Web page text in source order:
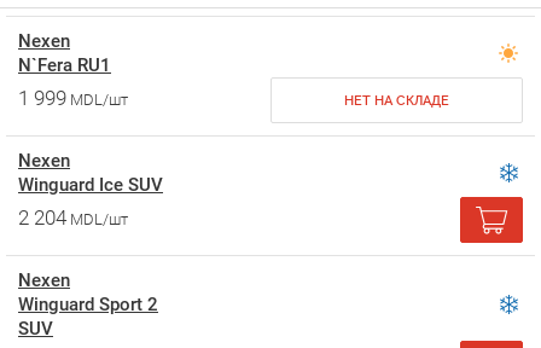
Nexen
N`Fera RU1
1 999 MDL/шт НЕТ НА СКЛАДЕ
Nexen
Winguard Ice SUV
2 204 MDL/шт
Nexen
Winguard Sport 2
SUV